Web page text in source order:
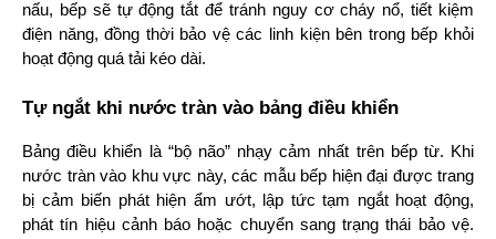
nấu, bếp sẽ tự động tắt để tránh nguy cơ cháy nổ, tiết kiệm
điện năng, đồng thời bảo vệ các linh kiện bên trong bếp khỏi
hoạt động quá tải kéo dài.
Tự ngắt khi nước tràn vào bảng điều khiển
Bảng điều khiển là “bộ não” nhạy cảm nhất trên bếp từ. Khi
nước tràn vào khu vực này, các mẫu bếp hiện đại được trang
bị cảm biến phát hiện ẩm ướt, lập tức tạm ngắt hoạt động,
phát tín hiệu cảnh báo hoặc chuyển sang trạng thái bảo vệ.